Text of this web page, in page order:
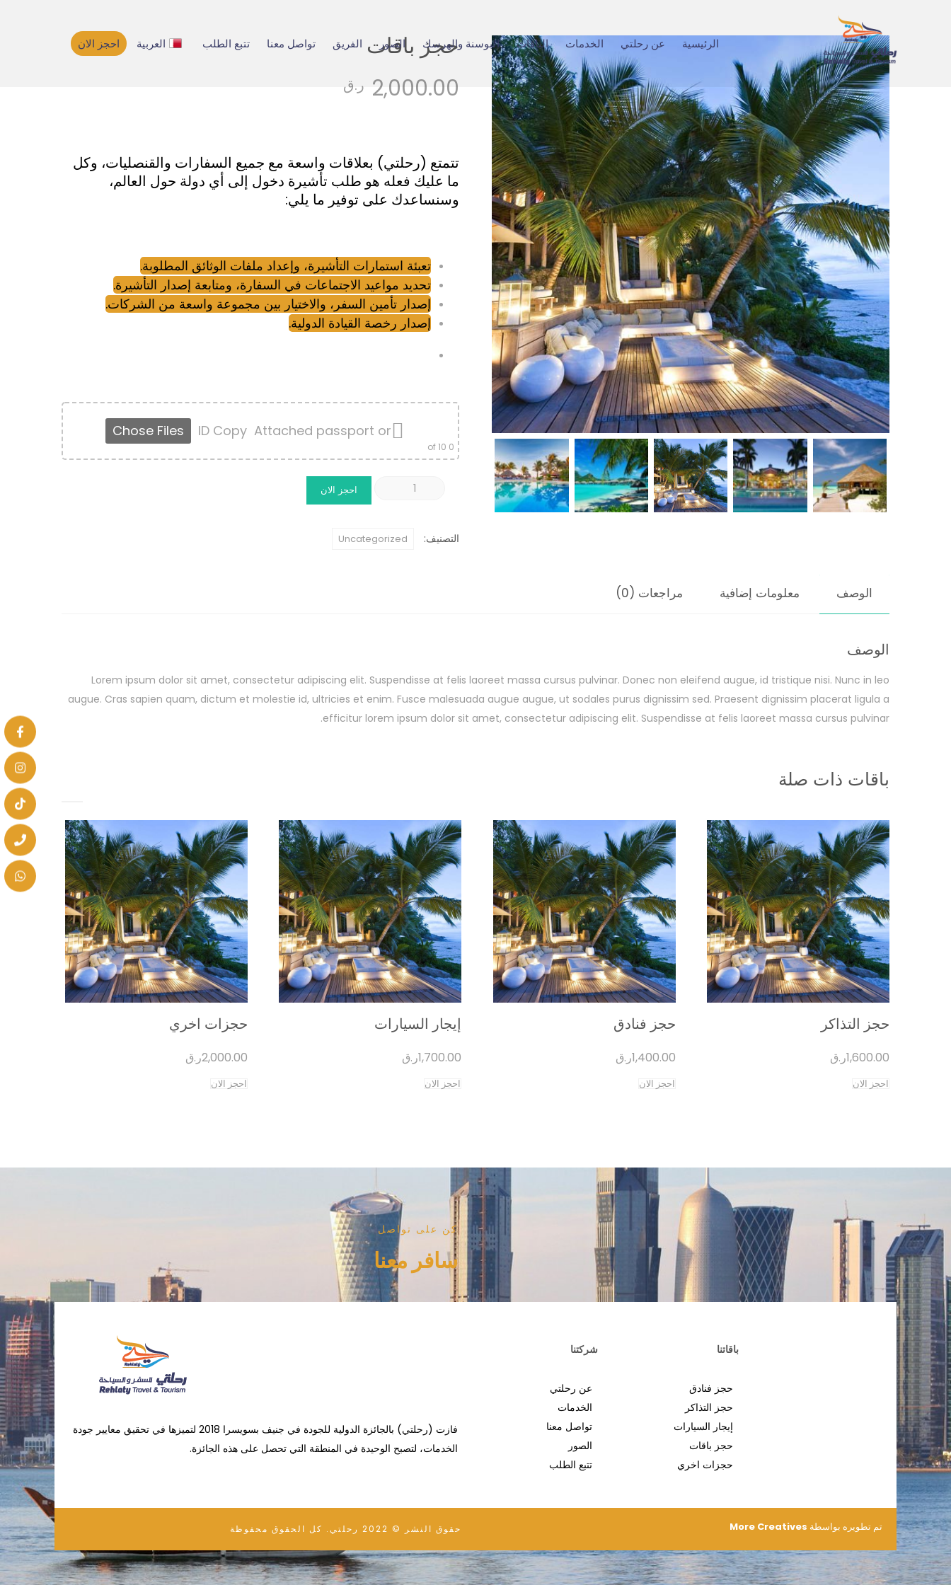
الرئيسية عن رحلتي الخدمات الباقات البوسنة والهرسك الصور الفريق تواصل معنا تتبع الطلب العربية احجز الان
حجز باقات
2,000.00 ر.ق
تتمتع (رحلتي) بعلاقات واسعة مع جميع السفارات والقنصليات، وكل
ما عليك فعله هو طلب تأشيرة دخول إلى أي دولة حول العالم،
وسنساعدك على توفير ما يلي:
تعبئة استمارات التأشيرة، وإعداد ملفات الوثائق المطلوبة.
تحديد مواعيد الاجتماعات في السفارة، ومتابعة إصدار التأشيرة.
إصدار تأمين السفر، والاختيار بين مجموعة واسعة من الشركات.
إصدار رخصة القيادة الدولية.
Attached passport or
ID Copy
Chose Files
0
احجز الان
التصنيف: Uncategorized
الوصف معلومات إضافية مراجعات (0)
الوصف
Lorem ipsum dolor sit amet, consectetur adipiscing elit. Suspendisse at felis laoreet massa cursus pulvinar. Donec non eleifend augue, id tristique nisi. Nunc in leo
augue. Cras sapien quam, dictum et molestie id, ultricies et enim. Fusce malesuada augue augue, ut sodales purus dignissim sed. Praesent dignissim placerat ligula a
efficitur lorem ipsum dolor sit amet, consectetur adipiscing elit. Suspendisse at felis laoreet massa cursus pulvinar.
باقات ذات صلة
حجز التذاكر
1,600.00ر.ق
احجز الان
حجز فنادق
1,400.00ر.ق
احجز الان
إيجار السيارات
1,700.00ر.ق
احجز الان
حجزات اخري
2,000.00ر.ق
احجز الان
كن على تواصل
سافر معنا
فازت (رحلتي) بالجائزة الدولية للجودة في جنيف بسويسرا 2018 لتميزها في تحقيق معايير جودة
الخدمات، لتصبح الوحيدة في المنطقة التي تحصل على هذه الجائزة.
شركتنا
عن رحلتي
الخدمات
تواصل معنا
الصور
تتبع الطلب
باقاتنا
حجز فنادق
حجز التذاكر
إيجار السيارات
حجز باقات
حجزات اخري
حقوق النشر © 2022 رحلتي. كل الحقوق محفوظة تم تطويره بواسطة More Creatives